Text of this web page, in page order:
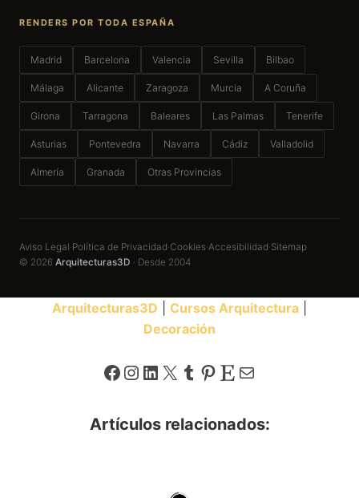
RENDERS POR TODA ESPAÑA
Madrid Barcelona Valencia Sevilla Bilbao
Málaga Alicante Zaragoza Murcia A Coruña
Girona Tarragona Baleares Las Palmas Tenerife
Asturias Pontevedra Navarra Cádiz Valladolid
Almería Granada Otras Provincias
Aviso Legal·Política de Privacidad·Cookies·Accesibilidad·Sitemap
© 2026 Arquitecturas3D · Desde 2004
Arquitecturas3D Cursos Arquitectura
Decoración
Facebook
Instagram
LinkedIn
X Tumblr
Pinterest
EtsyCorreo electrónico
Artículos relacionados: